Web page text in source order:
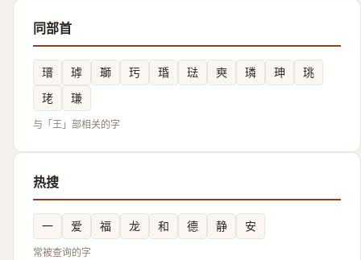
同部首
瑨 㻯 瑡 㺮 琘 琺 㻎 璘 珅
珧
珯
㻩
与「王」部相关的字
热搜
一 爱 福 龙 和 德 静 安
常被查询的字